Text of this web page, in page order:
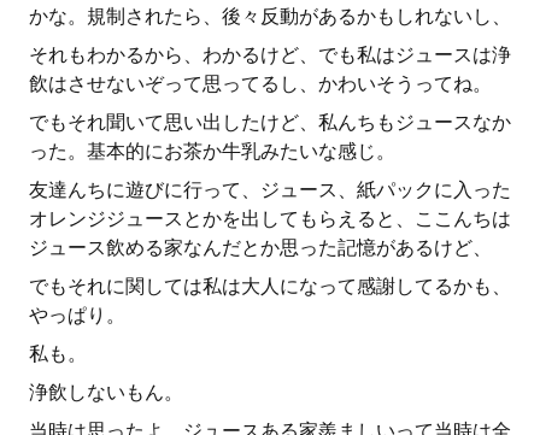
かな。規制されたら、後々反動があるかもしれないし、
それもわかるから、わかるけど、でも私はジュースは浄
飲はさせないぞって思ってるし、かわいそうってね。
でもそれ聞いて思い出したけど、私んちもジュースなか
った。基本的にお茶か牛乳みたいな感じ。
友達んちに遊びに行って、ジュース、紙パックに入った
オレンジジュースとかを出してもらえると、ここんちは
ジュース飲める家なんだとか思った記憶があるけど、
でもそれに関しては私は大人になって感謝してるかも、
やっぱり。
私も。
浄飲しないもん。